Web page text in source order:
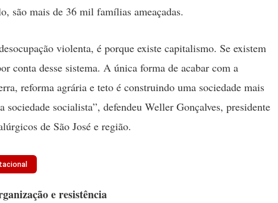
são mais de 36 mil famílias ameaçadas.
violenta, é porque existe capitalismo. Se existem
conta desse sistema. A única forma de acabar com a
reforma agrária e teto é construindo uma sociedade mais
sociedade socialista”, defendeu Weller Gonçalves, presidente
de São José e região.
e resistência